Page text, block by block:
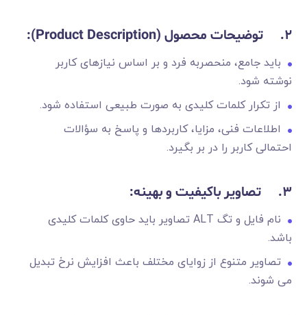
2. توضیحات محصول (Product Description):
باید جامع، منحصربه فرد و بر اساس نیازهای کاربر
نوشته شود.
از تکرار کلمات کلیدی به صورت طبیعی استفاده شود.
اطلاعات فنی، مزایا، کاربردها و پاسخ به سؤالات
احتمالی کاربر را در بر بگیرد.
3. تصاویر باکیفیت و بهینه:
نام فایل و تگ ALT تصاویر باید حاوی کلمات کلیدی
باشد.
تصاویر متنوع از زوایای مختلف باعث افزایش نرخ تبدیل
می شوند.